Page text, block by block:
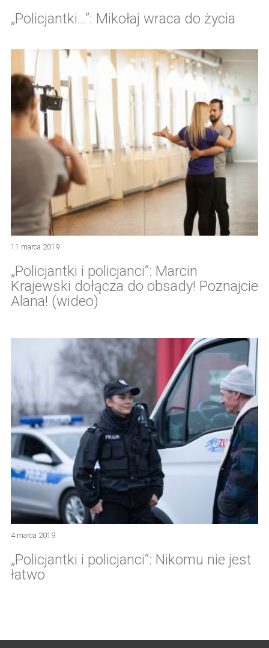
„Policjantki…”: Mikołaj wraca do życia
11 marca 2019
„Policjantki i policjanci”: Marcin
Krajewski dołącza do obsady! Poznajcie
Alana! (wideo)
4 marca 2019
„Policjantki i policjanci”: Nikomu nie jest
łatwo